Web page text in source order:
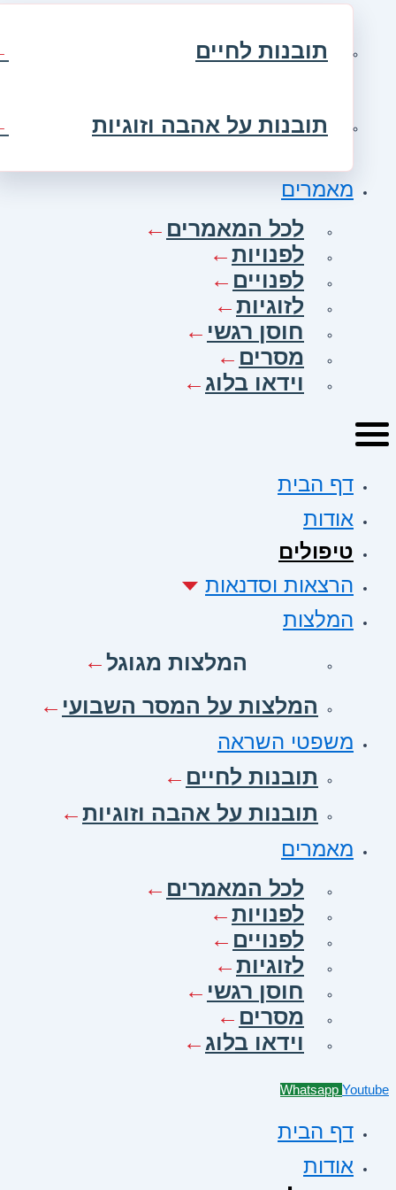
תובנות לחיים
תובנות על אהבה וזוגיות
מאמרים
לכל המאמרים
לפנויות
לפנויים
לזוגיות
חוסן רגשי
מסרים
וידאו בלוג
דף הבית
אודות
טיפולים
הרצאות וסדנאות
המלצות
המלצות מגוגל
המלצות על המסר השבועי
משפטי השראה
תובנות לחיים
תובנות על אהבה וזוגיות
מאמרים
לכל המאמרים
לפנויות
לפנויים
לזוגיות
חוסן רגשי
מסרים
וידאו בלוג
Whatsapp Youtube
דף הבית
אודות